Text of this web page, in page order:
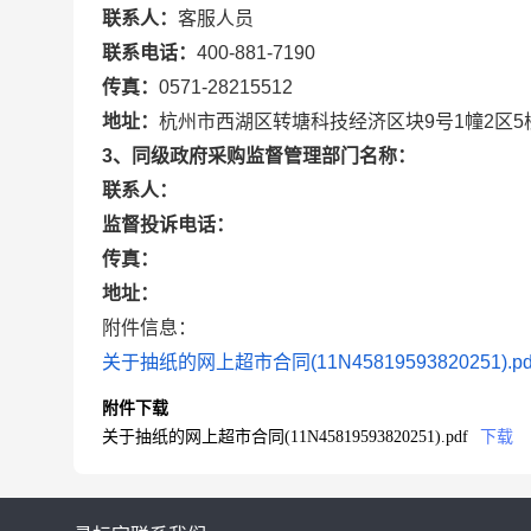
联系人： 客服人员
联系电话： 400-881-7190
传真： 0571-28215512
地址： 杭州市西湖区转塘科技经济区块9号1幢2区5
3、同级政府采购监督管理部门名称：
联系人：
监督投诉电话：
传真：
地址：
附件信息：
关于抽纸的网上超市合同
附件下载
关于抽纸的网上超市合同(11N45819593820251).pdf
下载